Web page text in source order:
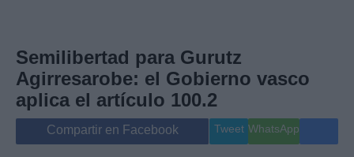
Internacional
Viajes
Gente
Musica
Semilibertad para Gurutz
Agirresarobe: el Gobierno vasco
aplica el artículo 100.2
Compartir en Facebook Tweet WhatsApp